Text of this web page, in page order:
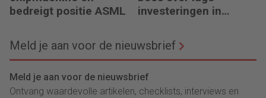
bedreigt positie ASML
investeringen in
Meld je aan voor de nieuwsbrief
Meld je aan voor de nieuwsbrief
Ontvang waardevolle artikelen, checklists, interviews en